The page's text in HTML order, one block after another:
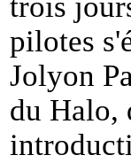
pilotes
Jolyon
du Halo,